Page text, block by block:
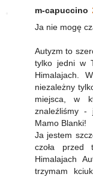
m-capuccino
Ja nie mogę
Autyzm to
tylko jedni w
Himalajach.
niezależny
miejsca, w
znaleźliśmy -
Mamo Blanki!
Ja jestem
czoła przed
Himalajach
trzymam